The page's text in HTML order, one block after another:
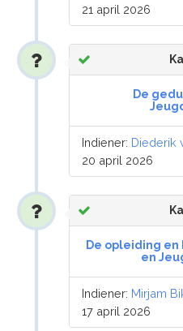
21 april 2026
De
Indiener: Diederik
20 april 2026
De opleiding
en
Indiener: Mirjam
17 april 2026